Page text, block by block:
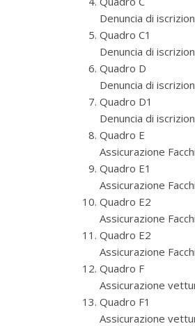
Denuncia di
Quadro C1
Denuncia di
Quadro D
Denuncia di
Quadro D1
Denuncia di
Quadro E
Assicurazione
Quadro E1
Assicurazione
Quadro E2
Assicurazione
Quadro E2
Assicurazione
Quadro F
Assicurazione
Quadro F1
Assicurazione